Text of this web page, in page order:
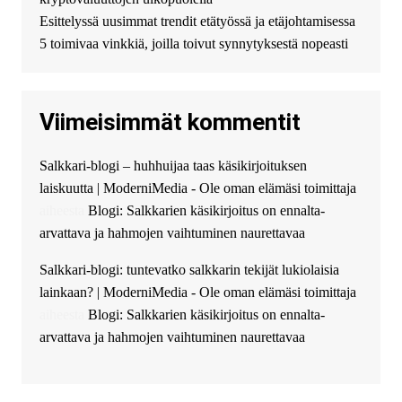
финансирование в долг без
избыточных вопросов и
документов? Тогда обратитесь
guest_4889 :Cmon Suomi 👏
The Admin: High five! You’ve
successfully installed Simple
Ajax Chat.
Esittelyssä uusimmat trendit etätyössä ja etäjohtamisessa
5 toimivaa vinkkiä, joilla toivut synnytyksestä nopeasti
Viimeisimmät kommentit
Salkkari-blogi – huhhuijaa taas käsikirjoituksen
laiskuutta | ModerniMedia - Ole oman elämäsi toimittaja
Blogi: Salkkarien käsikirjoitus on ennalta-
arvattava ja hahmojen vaihtuminen naurettavaa
Salkkari-blogi: tuntevatko salkkarin tekijät lukiolaisia
lainkaan? | ModerniMedia - Ole oman elämäsi toimittaja
Blogi: Salkkarien käsikirjoitus on ennalta-
arvattava ja hahmojen vaihtuminen naurettavaa